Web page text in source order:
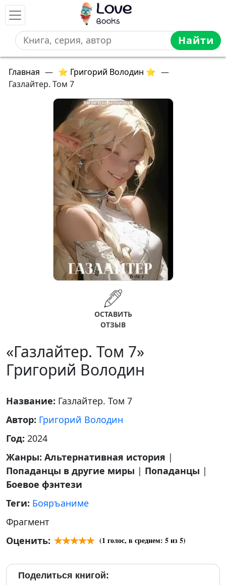
Найти
Главная — ⭐ Григорий Володин ⭐ —
Газлайтер. Том 7
ОСТАВИТЬ
ОТЗЫВ
«Газлайтер. Том 7»
Григорий Володин
Название: Газлайтер. Том 7
Автор: Григорий Володин
Год: 2024
Жанры: Альтернативная история |
Попаданцы в другие миры | Попаданцы |
Боевое фэнтези
Теги: Бояръаниме
Фрагмент
Оценить:
(1 голос, в среднем: 5из 5)
Поделиться книгой: